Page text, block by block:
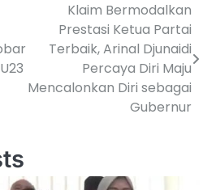
Klaim Bermodalkan
Prestasi Ketua Partai
Terbaik, Arinal Djunaidi
Percaya Diri Maju
Mencalonkan Diri sebagai
Gubernur